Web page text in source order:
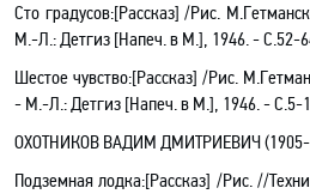
Сто градусов:[Рассказ] /Рис.
М.-Л.: Детгиз [Напеч. в М.], 1946. - С.52-
Шестое чувство:[Рассказ] /Рис.
- М.-Л.: Детгиз [Напеч. в М.], 1946. - С.5-
ОХОТНИКОВ ВАДИМ ДМИТРИЕВИЧ (1905-
Подземная лодка:[Рассказ] /Рис. //